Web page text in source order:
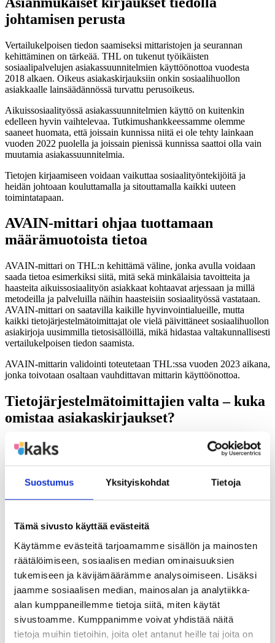
Suostumus Yksityiskohdat Tietoja
Tämä sivusto käyttää evästeitä
Käytämme evästeitä tarjoamamme sisällön ja mainosten
räätälöimiseen, sosiaalisen median ominaisuuksien
tukemiseen ja kävijämäärämme analysoimiseen. Lisäksi
jaamme sosiaalisen median, mainosalan ja analytiikka-
alan kumppaneillemme tietoja siitä, miten käytät
sivustoamme. Kumppanimme voivat yhdistää näitä
tietoja muihin tietoihin, joita olet antanut heille tai joita on
johtamisen perusta
Vertailukelpoisen tiedon saamiseksi mittaristojen ja seurannan
kehittäminen on tärkeää. THL on tukenut työikäisten
sosiaalipalvelujen asiakassuunnitelmien käyttöönottoa vuodesta
2018 alkaen. Oikeus asiakaskirjauksiin onkin sosiaalihuollon
asiakkaalle lainsäädännössä turvattu perusoikeus.
Aikuissosiaalityössä asiakassuunnitelmien käyttö on kuitenkin
edelleen hyvin vaihtelevaa. Tutkimushankkeessamme olemme
saaneet huomata, että joissain kunnissa niitä ei ole tehty lainkaan
vuoden 2022 puolella ja joissain pienissä kunnissa saattoi olla vain
muutamia asiakassuunnitelmia.
Tietojen kirjaamiseen voidaan vaikuttaa sosiaalityöntekijöitä ja
heidän johtoaan kouluttamalla ja sitouttamalla kaikki uuteen
toimintatapaan.
AVAIN-mittari ohjaa tuottamaan
määrämuotoista tietoa
AVAIN-mittari on THL:n kehittämä väline, jonka avulla voidaan
saada tietoa esimerkiksi siitä, mitä sekä minkälaisia tavoitteita ja
haasteita aikuissosiaalityön asiakkaat kohtaavat arjessaan ja millä
metodeilla ja palveluilla näihin haasteisiin sosiaalityössä vastataan.
AVAIN-mittari on saatavilla kaikille hyvinvointialueille, mutta
kaikki tietojärjestelmätoimittajat ole vielä päivittäneet sosiaalihuollon
asiakirjoja uusimmilla tietosisällöillä, mikä hidastaa valtakunnallisesti
vertailukelpoisen tiedon saamista.
AVAIN-mittarin validointi toteutetaan THL:ssa vuoden 2023 aikana,
jonka toivotaan osaltaan vauhdittavan mittarin käyttöönottoa.
Tietojärjestelmätoimittajien valta – kuka
omistaa asiakaskirjaukset?
Hyvinvointialueet joutuvat kilpailuttamaan tietojärjestelmänsä aivan
kuten kuntienkin täytyi tehdä, ja tähän kuluu paljon aikaa ja rahaa.
Tietojärjestelmätoimittajat päättävät esimerkiksi päivitysten
aikataulusta, joka vaikka alueiden kannalta päivitykset olisi hyvä
tehdä hyvissä ajoin.
asianmukaisesti, ei tietojärjestelmistä saa tarvittavia tietoja ilman
huomattavia lisäkustannuksia. Jos tietojärjestelmätoimittajan kanssa
ei ole sovittu asiakaskirjausten siirrosta mitään, voi olla, ettei alue saa
niitä hyödynnettyä kunnolla toisiokäyttöön. Tällöin arvokas tieto on
ikään kuin vankina kaupallisen tietojärjestelmätoimittajan asettaman
hinnan takana ja hyvinvointialueiden tekemä tärkeä työ jää
näkymättömiin. Kysymys on myös vahvasti eettinen. Kuka omistaa
asiakaskirjaukset ja kuka saa päättää niiden hinnasta?
Järjestelmiä suunniteltaessa ja sopimuksia tehdessä
hyvinvointialueiden tuleekin olla tarkkana. Tiedon toisiokäytön